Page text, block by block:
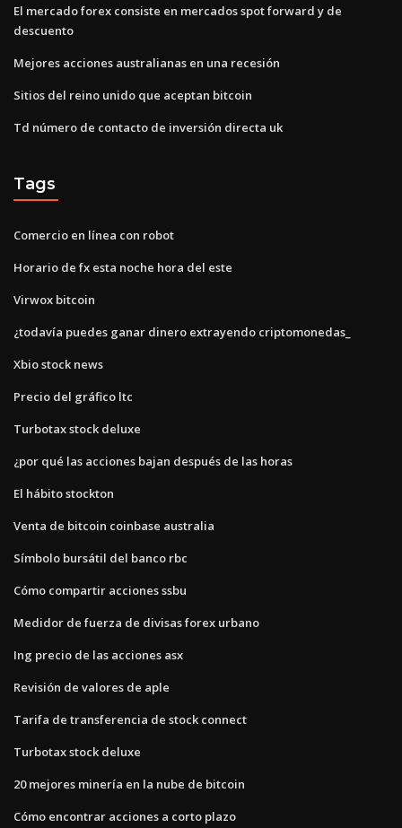
El mercado forex consiste en mercados spot forward y de
descuento
Mejores acciones australianas en una recesión
Sitios del reino unido que aceptan bitcoin
Td número de contacto de inversión directa uk
Tags
Comercio en línea con robot
Horario de fx esta noche hora del este
Virwox bitcoin
¿todavía puedes ganar dinero extrayendo criptomonedas_
Xbio stock news
Precio del gráfico ltc
Turbotax stock deluxe
¿por qué las acciones bajan después de las horas
El hábito stockton
Venta de bitcoin coinbase australia
Símbolo bursátil del banco rbc
Cómo compartir acciones ssbu
Medidor de fuerza de divisas forex urbano
Ing precio de las acciones asx
Revisión de valores de aple
Tarifa de transferencia de stock connect
Turbotax stock deluxe
20 mejores minería en la nube de bitcoin
Cómo encontrar acciones a corto plazo